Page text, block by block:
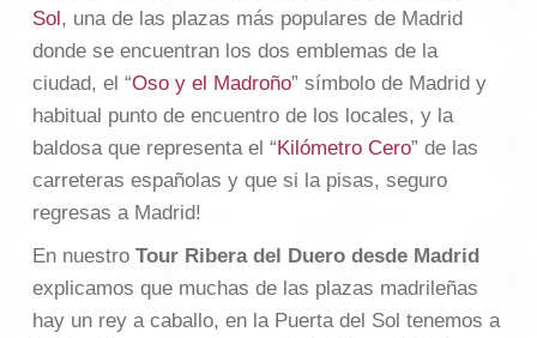
Sol , una de las plazas más populares de Madrid
donde se encuentran los dos emblemas de la
ciudad, el “Oso y el Madroño” símbolo de Madrid y
habitual punto de encuentro de los locales, y la
baldosa que representa el “ Kilómetro Cero” de las
carreteras españolas y que si la pisas, seguro
regresas a Madrid!
En nuestro Tour Ribera del Duero desde Madrid
explicamos que muchas de las plazas madrileñas
hay un rey a caballo, en la Puerta del Sol tenemos a